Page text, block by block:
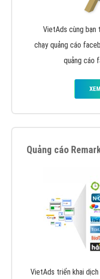
VietAds cùng bạn
chạy quảng cáo
quảng cáo
Quảng cáo
VietAds triển khai dịch